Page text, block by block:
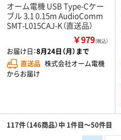
オーム電機 USB Type-Cケー
ブル 3.1 0.15m AudioComm
SMT-L015CAJ-K（直送品）
￥979（税込）
お届け日：8月24日（月）まで
直送品 株式会社オーム電機
からお届け
117件（146商品）中 1件目～50件目